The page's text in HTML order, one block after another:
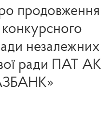
продовження
незалежних
ради ПАТ АК